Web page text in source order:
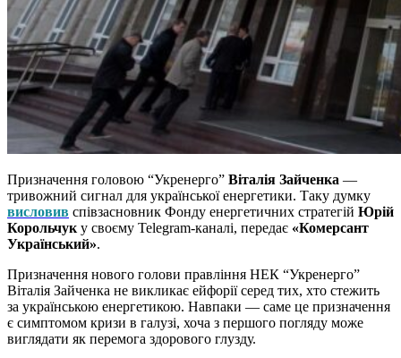
Призначення головою “Укренерго” Віталія Зайченка —
тривожний сигнал для української енергетики. Таку думку
висловив співзасновник Фонду енергетичних стратегій Юрій
Корольчук у своєму Telegram-каналі, передає «Комерсант
Український».
Призначення нового голови правління НЕК “Укренерго”
Віталія Зайченка не викликає ейфорії серед тих, хто стежить
за українською енергетикою. Навпаки — саме це призначення
є симптомом кризи в галузі, хоча з першого погляду може
виглядати як перемога здорового глузду.